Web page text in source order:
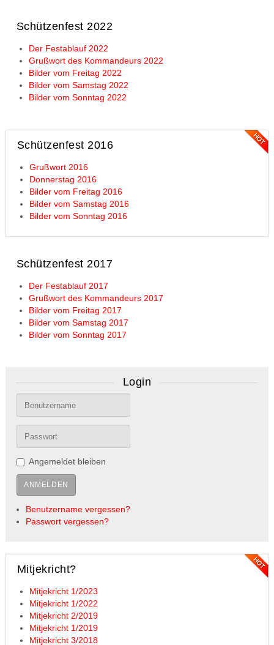
Schützenfest 2022
Der Festablauf 2022
Grußwort des Kommandeurs 2022
Bilder vom Freitag 2022
Bilder vom Samstag 2022
Bilder vom Sonntag 2022
Schützenfest 2016
Grußwort 2016
Donnerstag 2016
Bilder vom Freitag 2016
Bilder vom Samstag 2016
Bilder vom Sonntag 2016
Schützenfest 2017
Der Festablauf 2017
Grußwort des Kommandeurs 2017
Bilder vom Freitag 2017
Bilder vom Samstag 2017
Bilder vom Sonntag 2017
Login
Angemeldet bleiben
ANMELDEN
Benutzername vergessen?
Passwort vergessen?
Mitjekricht?
Mitjekricht 1/2023
Mitjekricht 1/2022
Mitjekricht 2/2019
Mitjekricht 1/2019
Mitjekricht 3/2018